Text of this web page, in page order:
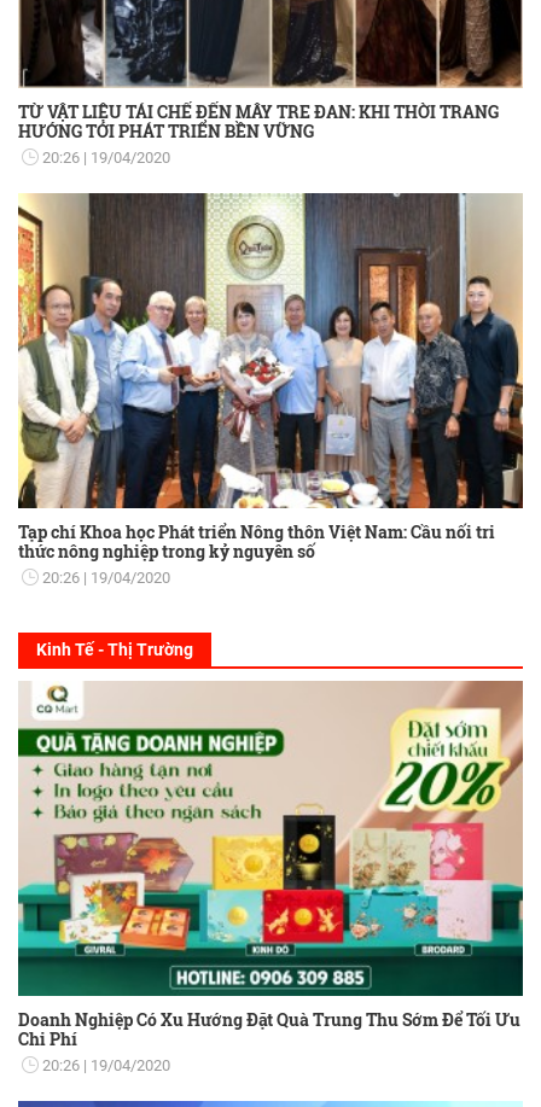
TỪ VẬT LIỆU TÁI CHẾ ĐẾN MÂY TRE ĐAN: KHI THỜI TRANG
HƯỚNG TỚI PHÁT TRIỂN BỀN VỮNG
20:26 19/04/2020
Tạp chí Khoa học Phát triển Nông thôn Việt Nam: Cầu nối tri
thức nông nghiệp trong kỷ nguyên số
20:26 19/04/2020
Kinh Tế - Thị Trường
Doanh Nghiệp Có Xu Hướng Đặt Quà Trung Thu Sớm Để Tối Ưu
Chi Phí
20:26 19/04/2020